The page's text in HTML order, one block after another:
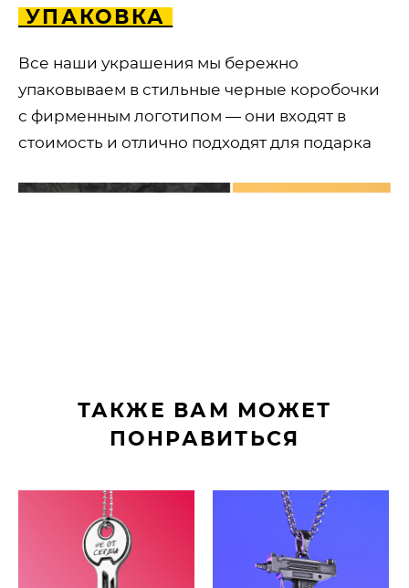
УПАКОВКА
Все наши украшения мы бережно
упаковываем в стильные черные коробочки
с фирменным логотипом — они входят в
стоимость и отлично подходят для подарка
ТАКЖЕ ВАМ МОЖЕТ
ПОНРАВИТЬСЯ